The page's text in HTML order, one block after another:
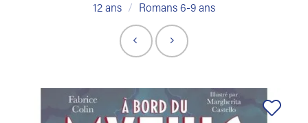
12 ans
/ Romans 6-9 ans